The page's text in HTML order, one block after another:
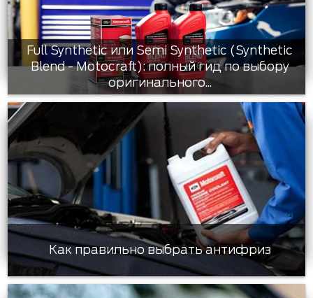
Full Synthetic или Semi Synthetic (Synthetic
Blend - Motocraft): полный гид по выбору
оригинального...
Как правильно выбрать антифриз